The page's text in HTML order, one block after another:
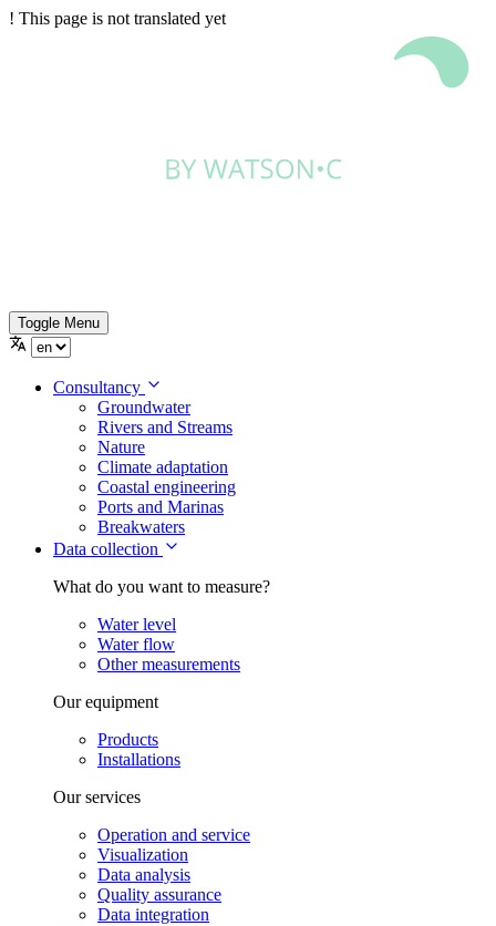
! This page is not translated yet
Toggle Menu
Consultancy
Groundwater
Rivers and Streams
Nature
Climate adaptation
Coastal engineering
Ports and Marinas
Breakwaters
Data collection
What do you want to measure?
Water level
Water flow
Other measurements
Our equipment
Products
Installations
Our services
Operation and service
Visualization
Data analysis
Quality assurance
Data integration